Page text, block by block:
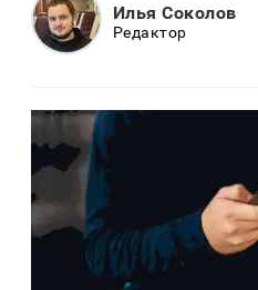
Илья Соколов
Редактор